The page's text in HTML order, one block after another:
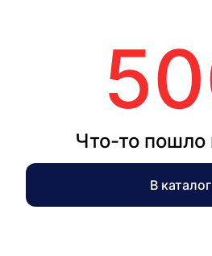
Что-то пошло
В каталог